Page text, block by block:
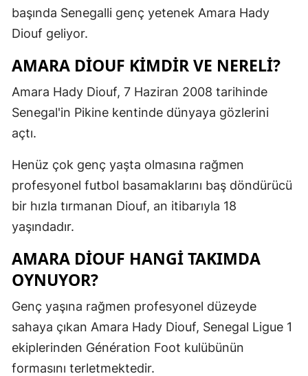
Eskişehir
Giresun
Gümüşhane
Hakkari
İzmir
başında Senegalli genç yetenek Amara Hady
Diouf geliyor.
AMARA DIOUF KIMDIR VE NERELI?
Amara Hady Diouf, 7 Haziran 2008 tarihinde
Senegal'in Pikine kentinde dünyaya gözlerini
açtı.
Henüz çok genç yaşta olmasına rağmen
profesyonel futbol basamaklarını baş döndürücü
bir hızla tırmanan Diouf, an itibarıyla 18
yaşındadır.
AMARA DIOUF HANGI TAKIMDA
OYNUYOR?
Genç yaşına rağmen profesyonel düzeyde
sahaya çıkan Amara Hady Diouf, Senegal Ligue 1
ekiplerinden Génération Foot kulübünün
formasını terletmektedir.